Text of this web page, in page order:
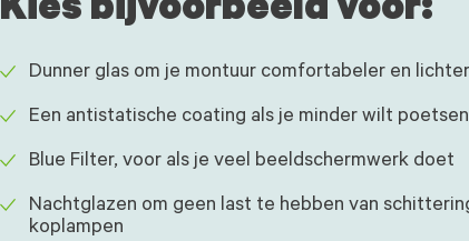
Kies bijvoorbeeld voor:
Dunner glas om je montuur comfortabeler en
Een antistatische coating als je minder wilt poetsen
Blue Filter, voor als je veel beeldschermwerk doet
Nachtglazen om geen last te hebben van
koplampen